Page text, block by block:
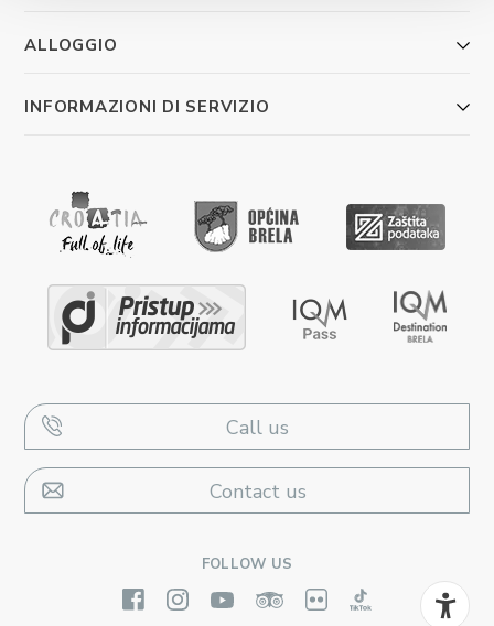
ALLOGGIO
INFORMAZIONI DI SERVIZIO
Call us
Contact us
FOLLOW US